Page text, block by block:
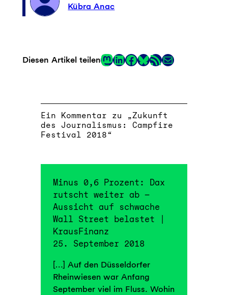
Kübra Anac
Diesen Artikel teilenMastodon
LinkedIn
Facebook
LinkRSS-Feed
E-Mail
Ein Kommentar zu „Zukunft
des Journalismus: Campfire
Festival 2018“
Minus 0,6 Prozent: Dax
rutscht weiter ab –
Aussicht auf schwache
Wall Street belastet |
KrausFinanz
25. September 2018
[…] Auf den Düsseldorfer
Rheinwiesen war Anfang
September viel im Fluss. Wohin